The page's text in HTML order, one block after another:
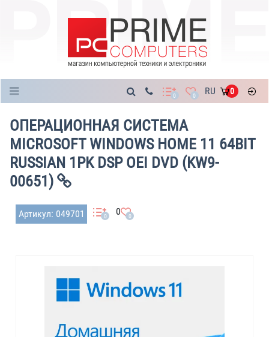
0 0 RU 0
ОПЕРАЦИОННАЯ СИСТЕМА
MICROSOFT WINDOWS HOME 11 64BIT
RUSSIAN 1PK DSP OEI DVD (KW9-
00651)
Артикул: 049701 0 0 0